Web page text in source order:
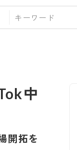
中
開拓を